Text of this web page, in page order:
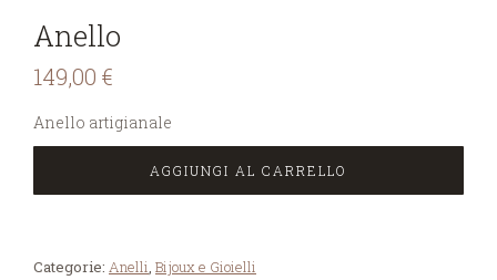
Anello
149,00 €
Anello artigianale
AGGIUNGI AL CARRELLO
Categorie: Anelli, Bijoux e Gioielli